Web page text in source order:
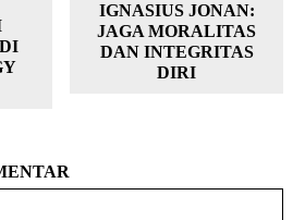
IGNASIUS JONAN:
JAGA MORALITAS
DAN INTEGRITAS
DIRI